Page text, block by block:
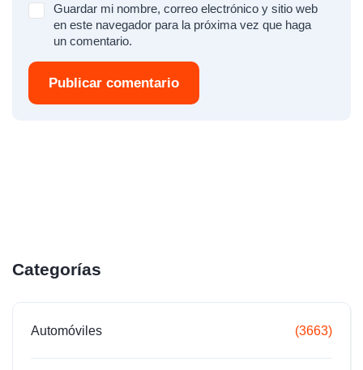
Guardar mi nombre, correo electrónico y sitio web
en este navegador para la próxima vez que haga
un comentario.
Publicar comentario
Categorías
Automóviles (3663)